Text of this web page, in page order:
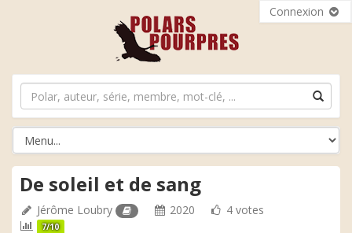
Connexion
De soleil et de sang
Jérôme Loubry 2020 4 votes
7/10